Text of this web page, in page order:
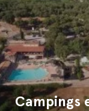
Campings